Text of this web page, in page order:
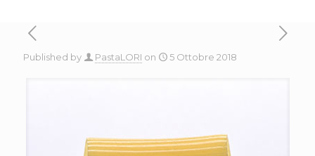
Published by PastaLORI on 5 Ottobre 2018